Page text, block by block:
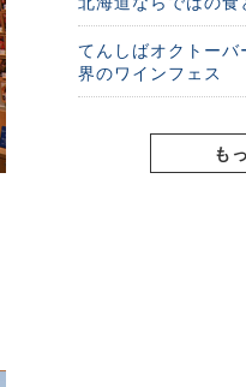
てんしばオクトー
界のワインフェス
も